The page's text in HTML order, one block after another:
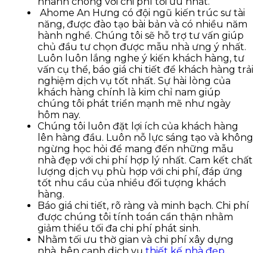
Ahome An Hưng có đội ngũ kiến trúc sư tài
năng, được đào tạo bài bản và có nhiều năm
hành nghề. Chúng tôi sẽ hỗ trợ tư vấn giúp
chủ đầu tư chọn được mẫu nhà ưng ý nhất.
Luôn luôn lắng nghe ý kiến khách hàng, tư
vấn cụ thể, báo giá chi tiết để khách hàng trải
nghiệm dịch vụ tốt nhất. Sự hài lòng của
khách hàng chính là kim chỉ nam giúp
chúng tôi phát triển mạnh mẽ như ngày
hôm nay.
Chúng tôi luôn đặt lợi ích của khách hàng
lên hàng đầu. Luôn nỗ lực sáng tạo và không
ngừng học hỏi để mang đến những mẫu
nhà đẹp với chi phí hợp lý nhất. Cam kết chất
lượng dịch vụ phù hợp với chi phí, đáp ứng
tốt nhu cầu của nhiều đối tượng khách
hàng.
Báo giá chi tiết, rõ ràng và minh bạch. Chi phí
được chúng tôi tính toán cẩn thận nhằm
giảm thiểu tối đa chi phí phát sinh.
Nhằm tối ưu thờ gian và chi phí xây dựng